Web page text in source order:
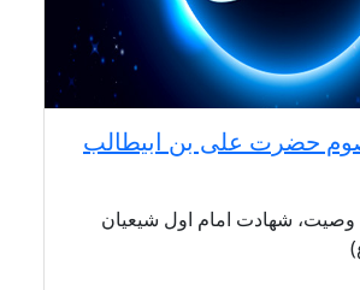
حضرت علی بن ابیطالب
وصیت، شهادت امام اول شیعیان